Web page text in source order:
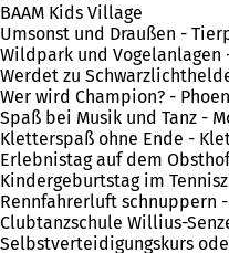
BAAM Kids Village
Umsonst und Draußen -
Wildpark und Vogelanlagen
Werdet zu
Wer wird Champion? -
Spaß bei Musik und Tanz -
Kletterspaß ohne Ende -
Erlebnistag auf dem Obsthof
Kindergeburtstag im
Rennfahrerluft schnuppern
Clubtanzschule Willius-
Selbstverteidigungskurs